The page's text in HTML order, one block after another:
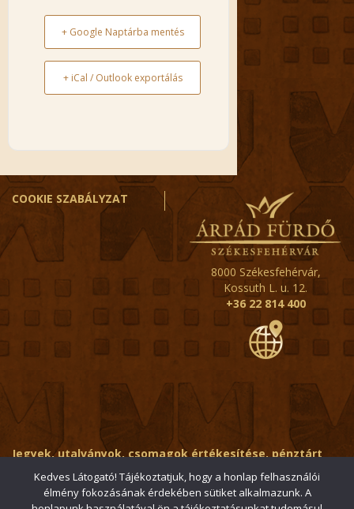
+ Google Naptárba mentés
+ iCal / Outlook exportálás
COOKIE SZABÁLYZAT
8000 Székesfehérvár,
Kossuth L. u. 12.
+36 22 814 400
Jegyek, utalványok, csomagok értékesítése, pénztárt
Általános érdeklődés: info@fehervar-arpadfurdo.hu
Kedves Látogató! Tájékoztatjuk, hogy a honlap felhasználói
élmény fokozásának érdekében sütiket alkalmazunk. A